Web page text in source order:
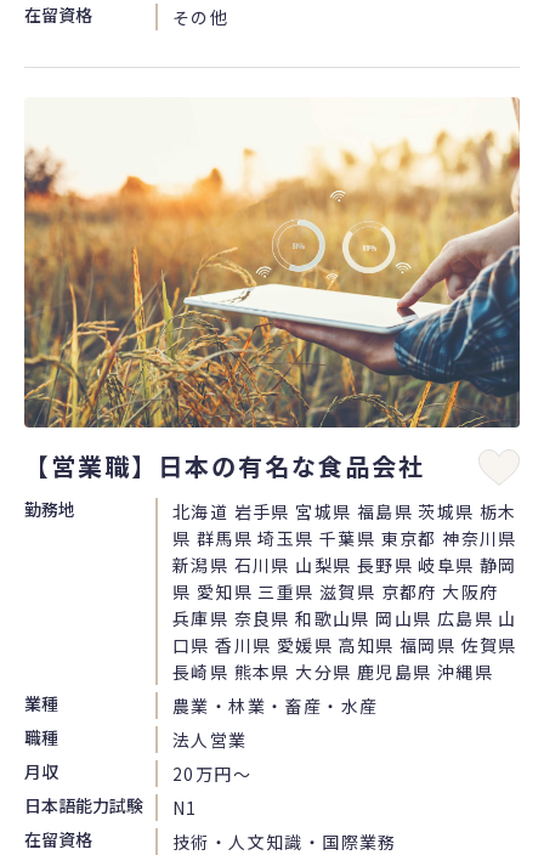
在留資格
その他
【営業職】日本の有名な食品会社
勤務地
北海道 岩手県 宮城県 福島県 茨城県 栃木
県 群馬県 埼玉県 千葉県 東京都 神奈川県
新潟県 石川県 山梨県 長野県 岐阜県 静岡
県 愛知県 三重県 滋賀県 京都府 大阪府
兵庫県 奈良県 和歌山県 岡山県 広島県 山
口県 香川県 愛媛県 高知県 福岡県 佐賀県
長崎県 熊本県 大分県 鹿児島県 沖縄県
業種
農業・林業・畜産・水産
職種
法人営業
月収
20万円〜
日本語能力試験
N1
在留資格
技術・人文知識・国際業務